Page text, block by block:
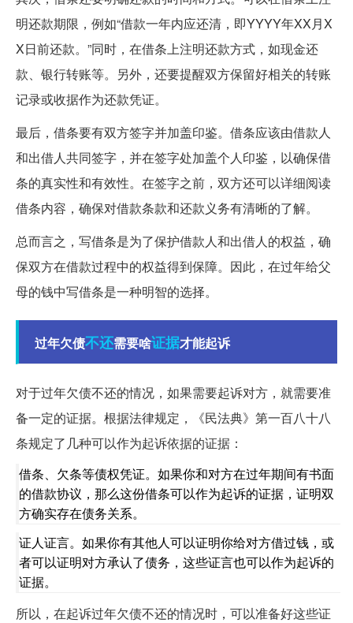
明还款期限，例如“借款一年内应还清，即YYYY年XX月X
X日前还款。”同时，在借条上注明还款方式，如现金还
款、银行转账等。另外，还要提醒双方保留好相关的转账
记录或收据作为还款凭证。
最后，借条要有双方签字并加盖印鉴。借条应该由借款人
和出借人共同签字，并在签字处加盖个人印鉴，以确保借
条的真实性和有效性。在签字之前，双方还可以详细阅读
借条内容，确保对借款条款和还款义务有清晰的了解。
总而言之，写借条是为了保护借款人和出借人的权益，确
保双方在借款过程中的权益得到保障。因此，在过年给父
母的钱中写借条是一种明智的选择。
过年欠债不还需要啥证据才能起诉
对于过年欠债不还的情况，如果需要起诉对方，就需要准
备一定的证据。根据法律规定，《民法典》第一百八十八
条规定了几种可以作为起诉依据的证据：
借条、欠条等债权凭证。如果你和对方在过年期间有书面
的借款协议，那么这份借条可以作为起诉的证据，证明双
方确实存在债务关系。
证人证言。如果你有其他人可以证明你给对方借过钱，或
者可以证明对方承认了债务，这些证言也可以作为起诉的
证据。
所以，在起诉过年欠债不还的情况时，可以准备好这些证